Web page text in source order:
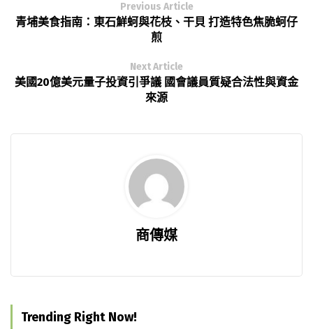
Previous Article
青埔美食指南：東石鮮蚵與花枝、干貝 打造特色焦脆蚵仔
煎
Next Article
美國20億美元量子投資引爭議 國會議員質疑合法性與資金
來源
商傳媒
Trending Right Now!